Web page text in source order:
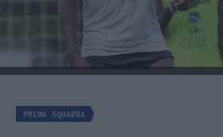
PRIMA SQUADRA